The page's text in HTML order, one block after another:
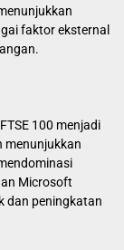
faktor eksternal
100 menjadi
menunjukkan
Microsoft
dan peningkatan